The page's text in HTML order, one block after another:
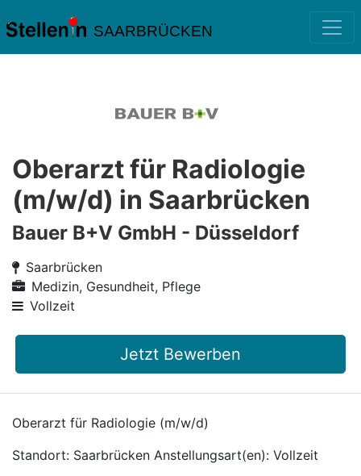
SAARBRÜCKEN
Oberarzt für Radiologie
(m/w/d) in Saarbrücken
Bauer B+V GmbH - Düsseldorf
Saarbrücken
Medizin, Gesundheit, Pflege
Vollzeit
Jetzt Bewerben
Oberarzt für Radiologie (m/w/d)
Standort: Saarbrücken Anstellungsart(en): Vollzeit